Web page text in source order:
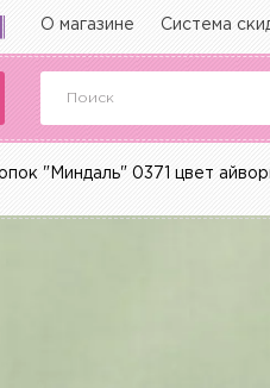
О магазине Система
"Миндаль" 0371 цвет